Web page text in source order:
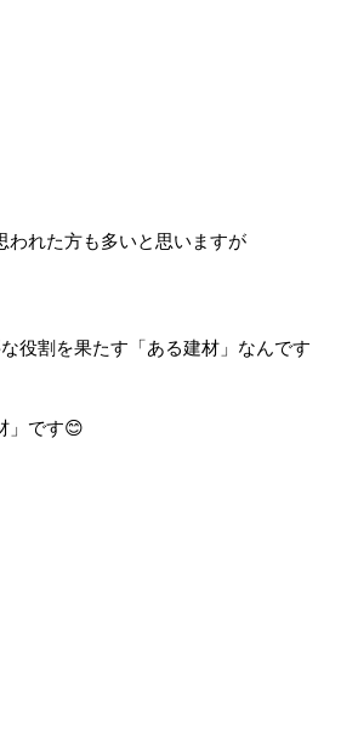
われた方も多いと思いますが
役割を果たす「ある建材」なんです
」です😊